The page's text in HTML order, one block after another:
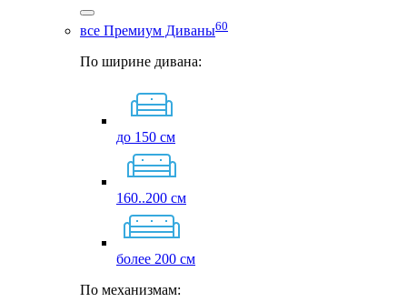
все Премиум Диваны60
По ширине дивана:
до 150 см
160..200 см
более 200 см
По механизмам: